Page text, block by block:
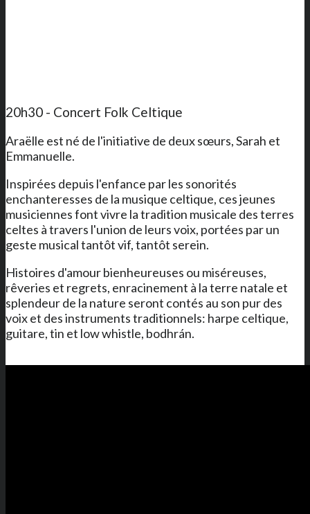
20h30 - Concert Folk Celtique
Araëlle est né de l'initiative de deux sœurs, Sarah et
Emmanuelle.
Inspirées depuis l'enfance par les sonorités
enchanteresses de la musique celtique, ces jeunes
musiciennes font vivre la tradition musicale des terres
celtes à travers l'union de leurs voix, portées par un
geste musical tantôt vif, tantôt serein.
Histoires d'amour bienheureuses ou miséreuses,
rêveries et regrets, enracinement à la terre natale et
splendeur de la nature seront contés au son pur des
voix et des instruments traditionnels: harpe celtique,
guitare, tin et low whistle, bodhrán.